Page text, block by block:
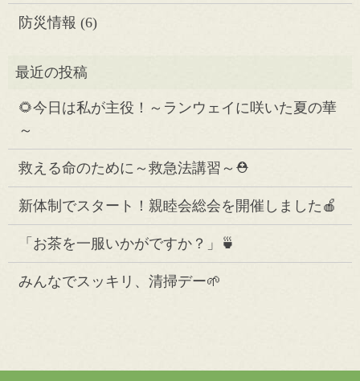
防災情報 (6)
🌻今日は私が主役！～ランウェイに咲いた夏の華
～
救える命のために～救急法講習～⛑️
新体制でスタート！親睦会総会を開催しました🍎
「お茶を一服いかがですか？」🍵
みんなでスッキリ、清掃デー🌱